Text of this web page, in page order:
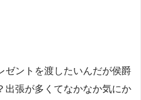
ゼントを渡したいんだが侯爵
出張が多くてなかなか気にか